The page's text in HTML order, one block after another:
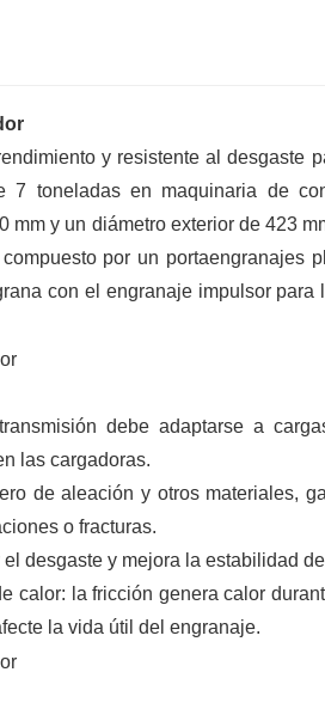
y resistente al desgaste
toneladas en maquinaria de
y un diámetro exterior de 423
por un portaengranajes
con el engranaje impulsor
debe adaptarse a
las cargadoras.
de aleación y otros materiales,
o fracturas.
desgaste y mejora la estabilidad
calor: la fricción genera calor
la vida útil del engranaje.